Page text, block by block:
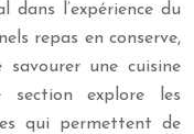
dans l’expérience du
repas en conserve,
une cuisine
section explore les
qui permettent de